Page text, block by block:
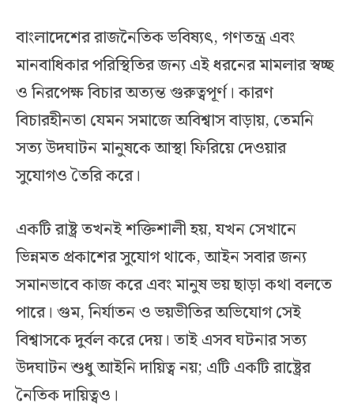
বাংলাদেশের রাজনৈতিক ভবিষ্যৎ, গণতন্ত্র এবং
মানবাধিকার পরিস্থিতির জন্য এই ধরনের মামলার স্বচ্ছ
ও নিরপেক্ষ বিচার অত্যন্ত গুরুত্বপূর্ণ। কারণ
বিচারহীনতা যেমন সমাজে অবিশ্বাস বাড়ায়, তেমনি
সত্য উদঘাটন মানুষকে আস্থা ফিরিয়ে দেওয়ার
সুযোগও তৈরি করে।
একটি রাষ্ট্র তখনই শক্তিশালী হয়, যখন সেখানে
ভিন্নমত প্রকাশের সুযোগ থাকে, আইন সবার জন্য
সমানভাবে কাজ করে এবং মানুষ ভয় ছাড়া কথা বলতে
পারে। গুম, নির্যাতন ও ভয়ভীতির অভিযোগ সেই
বিশ্বাসকে দুর্বল করে দেয়। তাই এসব ঘটনার সত্য
উদঘাটন শুধু আইনি দায়িত্ব নয়; এটি একটি রাষ্ট্রের
নৈতিক দায়িত্বও।